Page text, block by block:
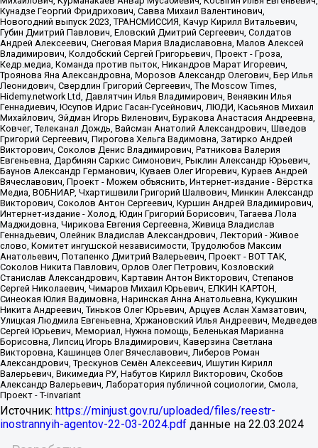
Источник: https://minjust.gov.ru/uploaded/files/reestr-
inostrannyih-agentov-22-03-2024.pdf данные на 22.03.2024